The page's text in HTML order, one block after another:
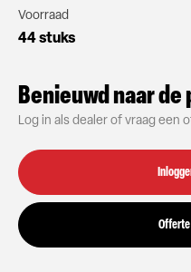
Voorraad
44 stuks
Benieuwd naar de
Log in als dealer of vraag een